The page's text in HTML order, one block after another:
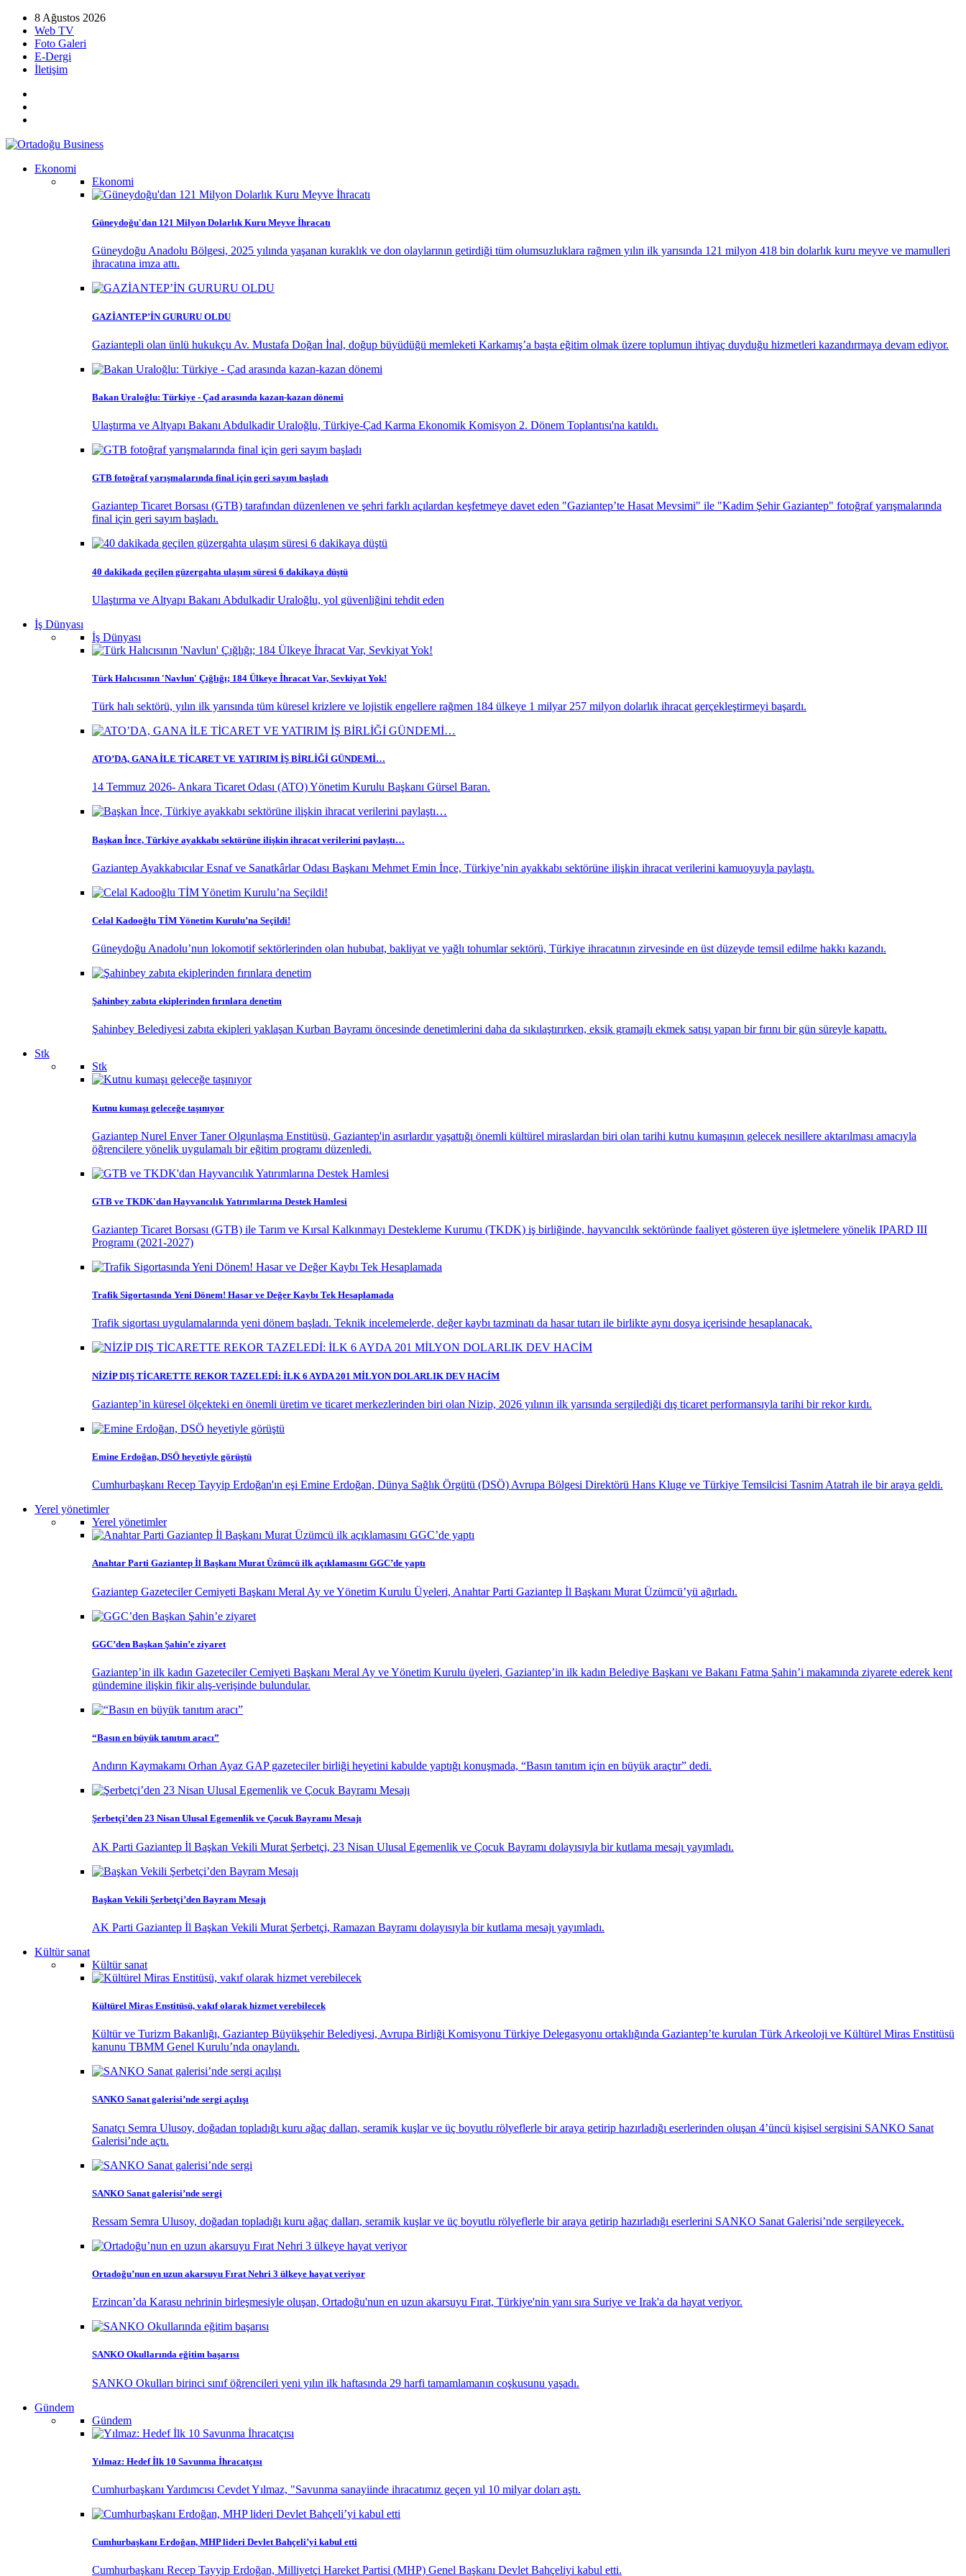
8 Ağustos 2026
Web TV
Foto Galeri
E-Dergi
İletişim
Ekonomi
Ekonomi
Güneydoğu'dan 121 Milyon Dolarlık Kuru Meyve İhracatı
Güneydoğu Anadolu Bölgesi, 2025 yılında yaşanan kuraklık ve don olaylarının getirdiği tüm olumsuzluklara rağmen yılın ilk yarısında 121 milyon 418 bin dolarlık kuru meyve ve mamulleri
ihracatına imza attı.
GAZİANTEP’İN GURURU OLDU
Gaziantepli olan ünlü hukukçu Av. Mustafa Doğan İnal, doğup büyüdüğü memleketi Karkamış’a başta eğitim olmak üzere toplumun ihtiyaç duyduğu hizmetleri kazandırmaya devam ediyor.
Bakan Uraloğlu: Türkiye - Çad arasında kazan-kazan dönemi
Ulaştırma ve Altyapı Bakanı Abdulkadir Uraloğlu, Türkiye-Çad Karma Ekonomik Komisyon 2. Dönem Toplantısı'na katıldı.
GTB fotoğraf yarışmalarında final için geri sayım başladı
Gaziantep Ticaret Borsası (GTB) tarafından düzenlenen ve şehri farklı açılardan keşfetmeye davet eden "Gaziantep’te Hasat Mevsimi" ile "Kadim Şehir Gaziantep" fotoğraf yarışmalarında
final için geri sayım başladı.
40 dakikada geçilen güzergahta ulaşım süresi 6 dakikaya düştü
Ulaştırma ve Altyapı Bakanı Abdulkadir Uraloğlu, yol güvenliğini tehdit eden
İş Dünyası
İş Dünyası
Türk Halıcısının 'Navlun' Çığlığı; 184 Ülkeye İhracat Var, Sevkiyat Yok!
Türk halı sektörü, yılın ilk yarısında tüm küresel krizlere ve lojistik engellere rağmen 184 ülkeye 1 milyar 257 milyon dolarlık ihracat gerçekleştirmeyi başardı.
ATO’DA, GANA İLE TİCARET VE YATIRIM İŞ BİRLİĞİ GÜNDEMİ…
14 Temmuz 2026- Ankara Ticaret Odası (ATO) Yönetim Kurulu Başkanı Gürsel Baran.
Başkan İnce, Türkiye ayakkabı sektörüne ilişkin ihracat verilerini paylaştı…
Gaziantep Ayakkabıcılar Esnaf ve Sanatkârlar Odası Başkanı Mehmet Emin İnce, Türkiye’nin ayakkabı sektörüne ilişkin ihracat verilerini kamuoyuyla paylaştı.
Celal Kadooğlu TİM Yönetim Kurulu’na Seçildi!
Güneydoğu Anadolu’nun lokomotif sektörlerinden olan hububat, bakliyat ve yağlı tohumlar sektörü, Türkiye ihracatının zirvesinde en üst düzeyde temsil edilme hakkı kazandı.
Şahinbey zabıta ekiplerinden fırınlara denetim
Şahinbey Belediyesi zabıta ekipleri yaklaşan Kurban Bayramı öncesinde denetimlerini daha da sıkılaştırırken, eksik gramajlı ekmek satışı yapan bir fırını bir gün süreyle kapattı.
Stk
Stk
Kutnu kumaşı geleceğe taşınıyor
Gaziantep Nurel Enver Taner Olgunlaşma Enstitüsü, Gaziantep'in asırlardır yaşattığı önemli kültürel miraslardan biri olan tarihi kutnu kumaşının gelecek nesillere aktarılması amacıyla
öğrencilere yönelik uygulamalı bir eğitim programı düzenledi.
GTB ve TKDK'dan Hayvancılık Yatırımlarına Destek Hamlesi
Gaziantep Ticaret Borsası (GTB) ile Tarım ve Kırsal Kalkınmayı Destekleme Kurumu (TKDK) iş birliğinde, hayvancılık sektöründe faaliyet gösteren üye işletmelere yönelik IPARD III
Programı (2021-2027)
Trafik Sigortasında Yeni Dönem! Hasar ve Değer Kaybı Tek Hesaplamada
Trafik sigortası uygulamalarında yeni dönem başladı. Teknik incelemelerde, değer kaybı tazminatı da hasar tutarı ile birlikte aynı dosya içerisinde hesaplanacak.
NİZİP DIŞ TİCARETTE REKOR TAZELEDİ: İLK 6 AYDA 201 MİLYON DOLARLIK DEV HACİM
Gaziantep’in küresel ölçekteki en önemli üretim ve ticaret merkezlerinden biri olan Nizip, 2026 yılının ilk yarısında sergilediği dış ticaret performansıyla tarihi bir rekor kırdı.
Emine Erdoğan, DSÖ heyetiyle görüştü
Cumhurbaşkanı Recep Tayyip Erdoğan'ın eşi Emine Erdoğan, Dünya Sağlık Örgütü (DSÖ) Avrupa Bölgesi Direktörü Hans Kluge ve Türkiye Temsilcisi Tasnim Atatrah ile bir araya geldi.
Yerel yönetimler
Yerel yönetimler
Anahtar Parti Gaziantep İl Başkanı Murat Üzümcü ilk açıklamasını GGC’de yaptı
Gaziantep Gazeteciler Cemiyeti Başkanı Meral Ay ve Yönetim Kurulu Üyeleri, Anahtar Parti Gaziantep İl Başkanı Murat Üzümcü’yü ağırladı.
GGC’den Başkan Şahin’e ziyaret
Gaziantep’in ilk kadın Gazeteciler Cemiyeti Başkanı Meral Ay ve Yönetim Kurulu üyeleri, Gaziantep’in ilk kadın Belediye Başkanı ve Bakanı Fatma Şahin’i makamında ziyarete ederek kent
gündemine ilişkin fikir alış-verişinde bulundular.
“Basın en büyük tanıtım aracı”
Andırın Kaymakamı Orhan Ayaz GAP gazeteciler birliği heyetini kabulde yaptığı konuşmada, “Basın tanıtım için en büyük araçtır” dedi.
Şerbetçi’den 23 Nisan Ulusal Egemenlik ve Çocuk Bayramı Mesajı
AK Parti Gaziantep İl Başkan Vekili Murat Şerbetçi, 23 Nisan Ulusal Egemenlik ve Çocuk Bayramı dolayısıyla bir kutlama mesajı yayımladı.
Başkan Vekili Şerbetçi’den Bayram Mesajı
AK Parti Gaziantep İl Başkan Vekili Murat Şerbetçi, Ramazan Bayramı dolayısıyla bir kutlama mesajı yayımladı.
Kültür sanat
Kültür sanat
Kültürel Miras Enstitüsü, vakıf olarak hizmet verebilecek
Kültür ve Turizm Bakanlığı, Gaziantep Büyükşehir Belediyesi, Avrupa Birliği Komisyonu Türkiye Delegasyonu ortaklığında Gaziantep’te kurulan Türk Arkeoloji ve Kültürel Miras Enstitüsü
kanunu TBMM Genel Kurulu’nda onaylandı.
SANKO Sanat galerisi’nde sergi açılışı
Sanatçı Semra Ulusoy, doğadan topladığı kuru ağaç dalları, seramik kuşlar ve üç boyutlu rölyeflerle bir araya getirip hazırladığı eserlerinden oluşan 4’üncü kişisel sergisini SANKO Sanat
Galerisi’nde açtı.
SANKO Sanat galerisi’nde sergi
Ressam Semra Ulusoy, doğadan topladığı kuru ağaç dalları, seramik kuşlar ve üç boyutlu rölyeflerle bir araya getirip hazırladığı eserlerini SANKO Sanat Galerisi’nde sergileyecek.
Ortadoğu’nun en uzun akarsuyu Fırat Nehri 3 ülkeye hayat veriyor
Erzincan’da Karasu nehrinin birleşmesiyle oluşan, Ortadoğu'nun en uzun akarsuyu Fırat, Türkiye'nin yanı sıra Suriye ve Irak'a da hayat veriyor.
SANKO Okullarında eğitim başarısı
SANKO Okulları birinci sınıf öğrencileri yeni yılın ilk haftasında 29 harfi tamamlamanın coşkusunu yaşadı.
Gündem
Gündem
Yılmaz: Hedef İlk 10 Savunma İhracatçısı
Cumhurbaşkanı Yardımcısı Cevdet Yılmaz, "Savunma sanayiinde ihracatımız geçen yıl 10 milyar doları aştı.
Cumhurbaşkanı Erdoğan, MHP lideri Devlet Bahçeli’yi kabul etti
Cumhurbaşkanı Recep Tayyip Erdoğan, Milliyetçi Hareket Partisi (MHP) Genel Başkanı Devlet Bahçeliyi kabul etti.